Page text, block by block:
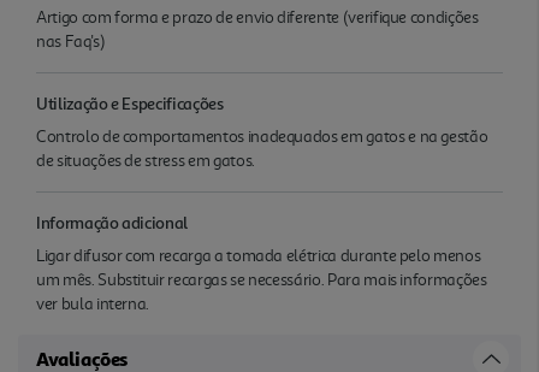
Artigo com forma e prazo de envio diferente (verifique condições
nas Faq's)
Utilização e Especificações
Controlo de comportamentos inadequados em gatos e na gestão
de situações de stress em gatos.
Informação adicional
Ligar difusor com recarga a tomada elétrica durante pelo menos
um mês. Substituir recargas se necessário. Para mais informações
ver bula interna.
Avaliações